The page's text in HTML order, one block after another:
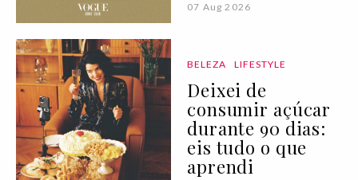
07 Aug 2026
BELEZA LIFESTYLE
Deixei de
consumir açúcar
durante 90 dias:
eis tudo o que
aprendi